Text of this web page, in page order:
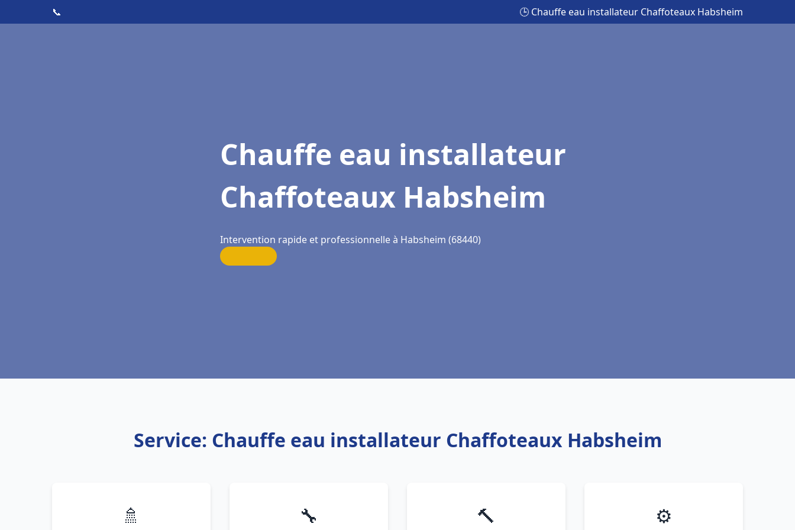
📞 🕒 Chauffe eau installateur Chaffoteaux Habsheim
Chauffe eau installateur
Chaffoteaux Habsheim
Intervention rapide et professionnelle à Habsheim (68440)
Service: Chauffe eau installateur Chaffoteaux Habsheim
🚿 🔧 🔨 ⚙️